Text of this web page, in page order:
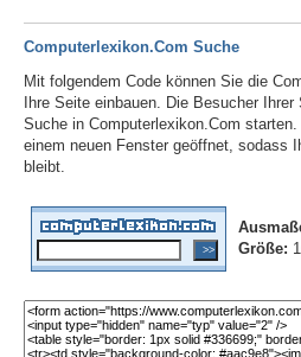
Computerlexikon.Com Suche
Mit folgendem Code können Sie die
Ihre Seite einbauen. Die Besucher
Suche in Computerlexikon.Com
einem neuen Fenster geöffnet, sodass
bleibt.
Größe: